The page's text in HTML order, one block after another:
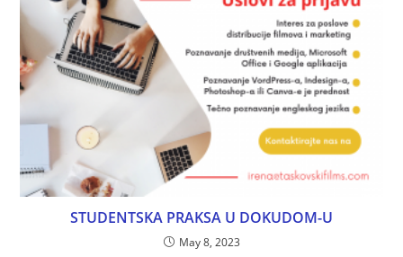
STUDENTSKA PRAKSA U DOKUDOM-U
May 8, 2023